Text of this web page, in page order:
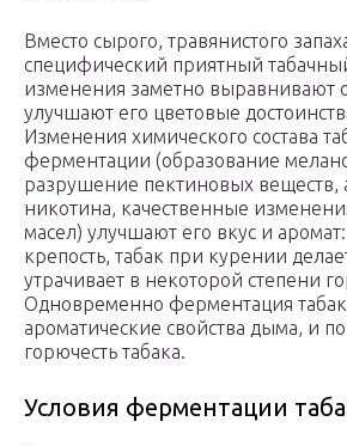
Вместо сырого, травянистого
специфический приятный
изменения заметно выравнивают
улучшают его цветовые
Изменения химического состава
ферментации (образование
разрушение пектиновых веществ,
никотина, качественные
масел) улучшают его вкус и
крепость, табак при курении
утрачивает в некоторой степени
Одновременно ферментация
ароматические свойства дыма, и
горючесть табака.
Условия ферментации